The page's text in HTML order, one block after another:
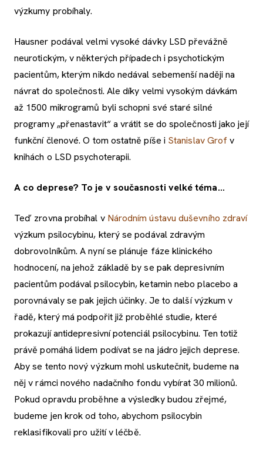
výzkumy probíhaly.
Hausner podával velmi vysoké dávky LSD převážně
neurotickým, v některých případech i psychotickým
pacientům, kterým nikdo nedával sebemenší naději na
návrat do společnosti. Ale díky velmi vysokým dávkám
až 1500 mikrogramů byli schopni své staré silné
programy „přenastavit“ a vrátit se do společnosti jako její
funkční členové. O tom ostatně píše i Stanislav Grofv
knihách o LSD psychoterapii.
A co deprese? To je v současnosti velké téma...
Teď zrovna probíhal v Národním ústavu duševního zdraví
výzkum psilocybinu, který se podával zdravým
dobrovolníkům. A nyní se plánuje fáze klinického
hodnocení, na jehož základě by se pak depresivním
pacientům podával psilocybin, ketamin nebo placebo a
porovnávaly se pak jejich účinky. Je to další výzkum v
řadě, který má podpořit již proběhlé studie, které
prokazují antidepresivní potenciál psilocybinu. Ten totiž
právě pomáhá lidem podívat se na jádro jejich deprese.
Aby se tento nový výzkum mohl uskutečnit, budeme na
něj v rámci nového nadačního fondu vybírat 30 milionů.
Pokud opravdu proběhne a výsledky budou zřejmé,
budeme jen krok od toho, abychom psilocybin
reklasifikovali pro užití v léčbě.